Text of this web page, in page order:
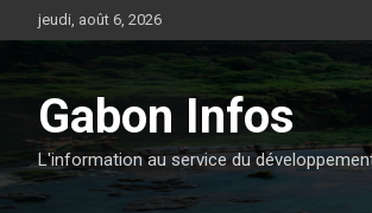
au
jeudi, août 6, 2026
Gabon Infos
L'information au service du